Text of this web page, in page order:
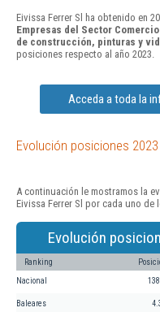
Eivissa Ferrer Sl ha obtenido en
Empresas del Sector
de construcción, pinturas y
posiciones respecto al año 2023.
Acceda a toda la
Evolución posiciones
A continuación le mostramos la
Eivissa Ferrer Sl por cada uno
Evolución
Ranking
Nacional
Baleares